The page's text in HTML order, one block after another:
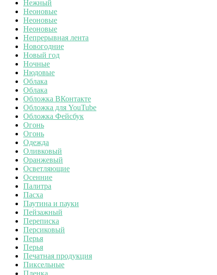
Нежный
Неоновые
Неоновые
Неоновые
Непрерывная лента
Новогодние
Новый год
Ночные
Нюдовые
Облака
Облака
Обложка ВКонтакте
Обложка для YouTube
Обложка Фейсбук
Огонь
Огонь
Одежда
Оливковый
Оранжевый
Осветляющие
Осенние
Палитра
Пасха
Паутина и пауки
Пейзажный
Переписка
Персиковый
Перья
Перья
Печатная продукция
Пиксельные
Пленка